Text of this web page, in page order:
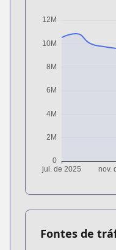
Fontes de